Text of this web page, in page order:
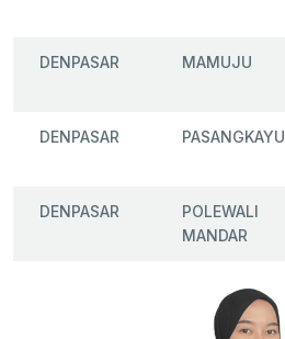
DENPASAR MAMUJU
DENPASAR PASANGKAYU
DENPASAR
POLEWALI
MANDAR